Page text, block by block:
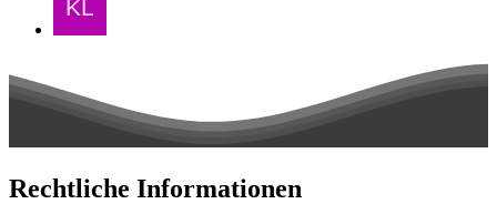
Rechtliche Informationen